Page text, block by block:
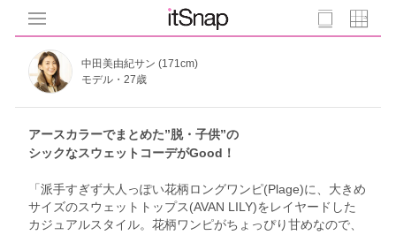
中田美由紀サン (171cm)
モデル・27歳
アースカラーでまとめた”脱・子供”の
シックなスウェットコーデがGood！
「派手すぎず大人っぽい花柄ロングワンピ(Plage)に、大きめ
サイズのスウェットトップス(AVAN LILY)をレイヤードした
カジュアルスタイル。花柄ワンピがちょっぴり甘めなので、